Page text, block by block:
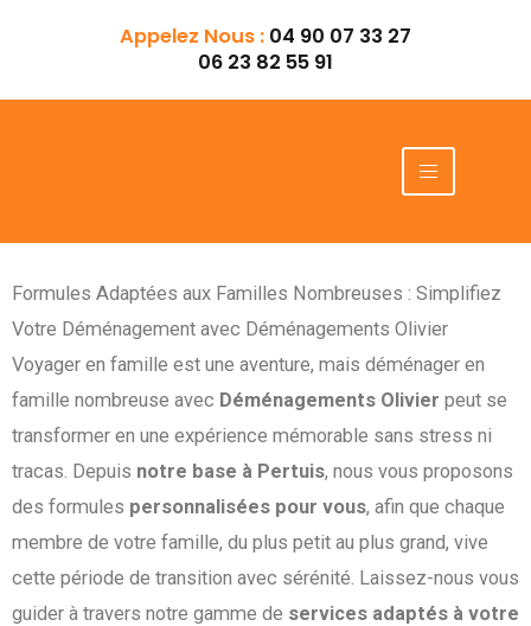
Appelez Nous : 04 90 07 33 27
06 23 82 55 91
Formules Adaptées aux Familles Nombreuses : Simplifiez
Votre Déménagement avec Déménagements Olivier
Voyager en famille est une aventure, mais déménager en
famille nombreuse avec Déménagements Olivier peut se
transformer en une expérience mémorable sans stress ni
tracas. Depuis notre base à Pertuis, nous vous proposons
des formules personnalisées pour vous, afin que chaque
membre de votre famille, du plus petit au plus grand, vive
cette période de transition avec sérénité. Laissez-nous vous
guider à travers notre gamme de services adaptés à votre